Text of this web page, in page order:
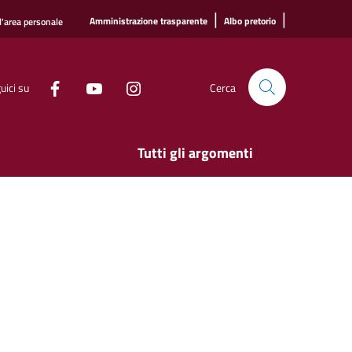
personale Amministrazione trasparente | Albo pretorio |
su Cerca
Tutti gli argomenti